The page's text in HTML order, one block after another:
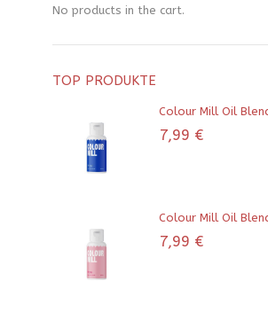
No products in the cart.
TOP PRODUKTE
Colour Mill Oil
7,99 €
Colour Mill Oil
7,99 €